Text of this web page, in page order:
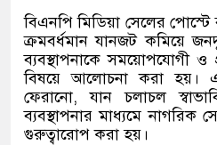
বিএনপি মিডিয়া সেলের
ক্রমবর্ধমান যানজট কমিয়ে
ব্যবস্থাপনাকে সময়োপযোগী ও
বিষয়ে আলোচনা করা হয়।
ফেরানো, যান চলাচল
ব্যবস্থাপনার মাধ্যমে নাগরিক
গুরুত্বারোপ করা হয়।